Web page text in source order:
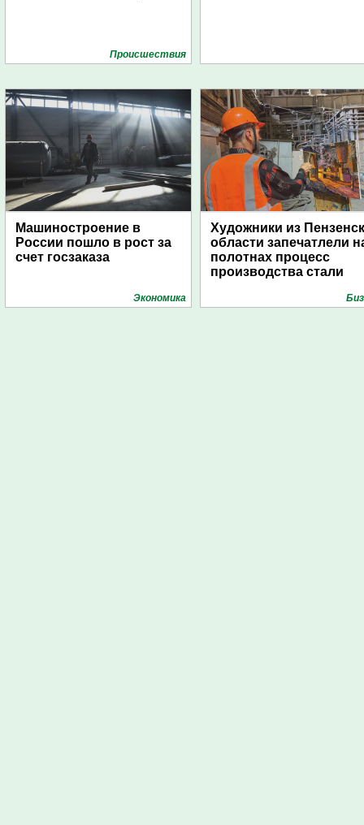
Проиcшествия
Машиностроение в
России пошло в рост за
счет госзаказа
Экономика
Художники из
области запечатлели
полотнах процесс
производства стали